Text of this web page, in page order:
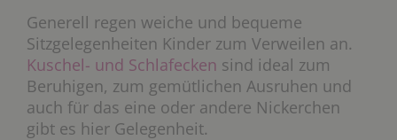
Generell regen weiche und bequeme
Sitzgelegenheiten Kinder zum Verweilen an.
Kuschel- und Schlafecken sind ideal zum
Beruhigen, zum gemütlichen Ausruhen und
auch für das eine oder andere Nickerchen
gibt es hier Gelegenheit.